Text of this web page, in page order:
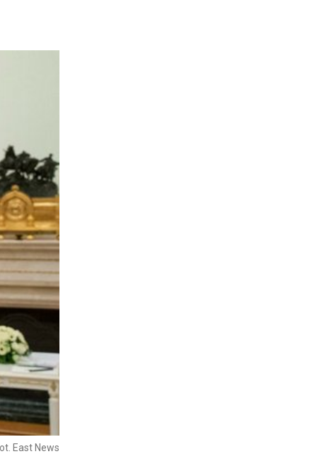
East News